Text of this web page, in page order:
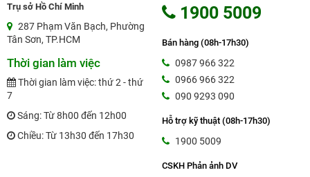
Trụ sở Hồ Chí Minh
287 Phạm Văn Bạch, Phường
Tân Sơn, TP.HCM
Thời gian làm việc
Thời gian làm việc: thứ 2 - thứ
7
Sáng: Từ 8h00 đến 12h00
Chiều: Từ 13h30 đến 17h30
1900 5009
Bán hàng (08h-17h30)
0987 966 322
0966 966 322
090 9293 090
Hỗ trợ kỹ thuật (08h-17h30)
1900 5009
CSKH Phản ảnh DV